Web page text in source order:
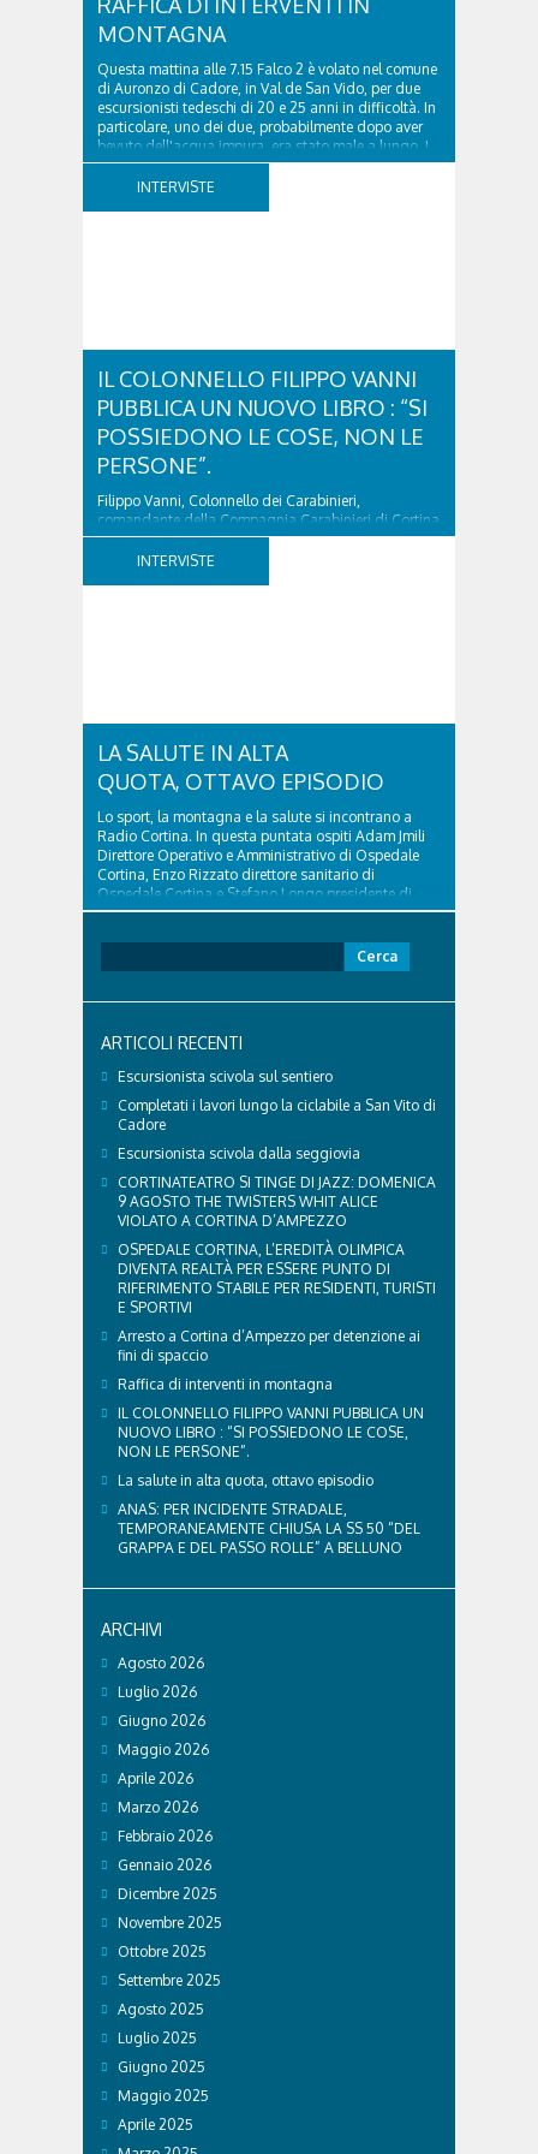
MONTAGNA
Questa mattina alle 7.15 Falco 2 è volato nel comune
di Auronzo di Cadore, in Val de San Vido, per due
escursionisti tedeschi di 20 e 25 anni in difficoltà. In
particolare, uno dei due, probabilmente dopo aver
bevuto dell'acqua impura, era stato male a lungo. I
due ragazzi, che avevano passato...
INTERVISTE
IL COLONNELLO FILIPPO VANNI
PUBBLICA UN NUOVO LIBRO : “SI
POSSIEDONO LE COSE, NON LE
PERSONE”.
Filippo Vanni, Colonnello dei Carabinieri,
comandante della Compagnia Carabinieri di Cortina
d’Ampezzo sino al 2010, esperto di legislazione
nazionale ed europea, è l’ideatore del progetto di
INTERVISTE
LA SALUTE IN ALTA
QUOTA, OTTAVO EPISODIO
Lo sport, la montagna e la salute si incontrano a
Radio Cortina. In questa puntata ospiti Adam Jmili
Direttore Operativo e Amministrativo di Ospedale
Cortina, Enzo Rizzato direttore sanitario di
Ospedale Cortina e Stefano Longo presidente di
Fondazione Cortina. GVM Care & Research –...
per:
ARTICOLI RECENTI
Escursionista scivola sul sentiero
Completati i lavori lungo la ciclabile a San Vito di
Cadore
Escursionista scivola dalla seggiovia
CORTINATEATRO SI TINGE DI JAZZ: DOMENICA
9 AGOSTO THE TWISTERS WHIT ALICE
VIOLATO A CORTINA D’AMPEZZO
OSPEDALE CORTINA, L’EREDITÀ OLIMPICA
DIVENTA REALTÀ PER ESSERE PUNTO DI
RIFERIMENTO STABILE PER RESIDENTI, TURISTI
E SPORTIVI
Arresto a Cortina d’Ampezzo per detenzione ai
fini di spaccio
Raffica di interventi in montagna
IL COLONNELLO FILIPPO VANNI PUBBLICA UN
NUOVO LIBRO : “SI POSSIEDONO LE COSE,
NON LE PERSONE”.
La salute in alta quota, ottavo episodio
ANAS: PER INCIDENTE STRADALE,
TEMPORANEAMENTE CHIUSA LA SS 50 “DEL
GRAPPA E DEL PASSO ROLLE” A BELLUNO
ARCHIVI
Agosto 2026
Luglio 2026
Giugno 2026
Maggio 2026
Aprile 2026
Marzo 2026
Febbraio 2026
Gennaio 2026
Dicembre 2025
Novembre 2025
Ottobre 2025
Settembre 2025
Agosto 2025
Luglio 2025
Giugno 2025
Maggio 2025
Aprile 2025